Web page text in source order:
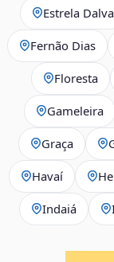
Estrela Dalva
Fernão Dias
Floresta
Gameleira
Graça
Havaí
Indaiá